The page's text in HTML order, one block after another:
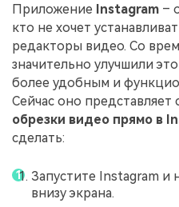
Приложение Instagram –
кто не хочет
редакторы видео. Со
значительно улучшили
более удобным и
Сейчас оно
обрезки видео прямо в
сделать:
Запустите Instagram и
внизу экрана.